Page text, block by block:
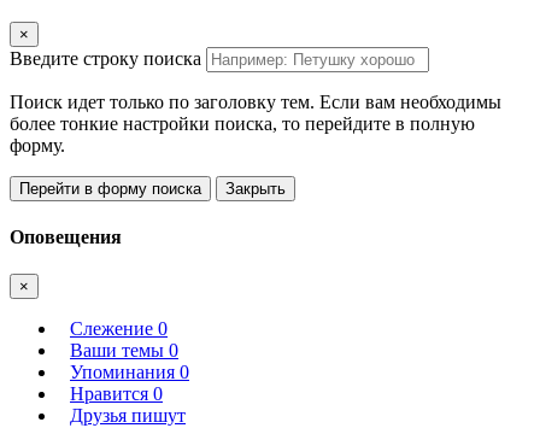
×
Введите строку поиска
Поиск идет только по заголовку тем. Если вам необходимы
более тонкие настройки поиска, то перейдите в полную
форму.
Перейти в форму поиска Закрыть
Оповещения
×
Слежение 0
Ваши темы 0
Упоминания 0
Нравится 0
Друзья пишут